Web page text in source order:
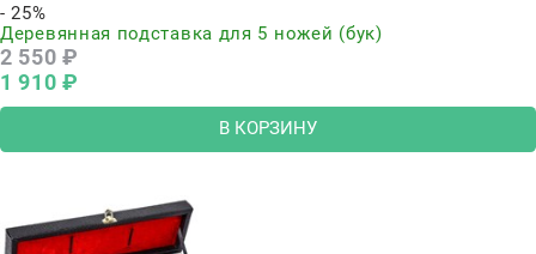
- 25%
Деревянная подставка для 5 ножей (бук)
2 550 ₽
1 910 ₽
В КОРЗИНУ